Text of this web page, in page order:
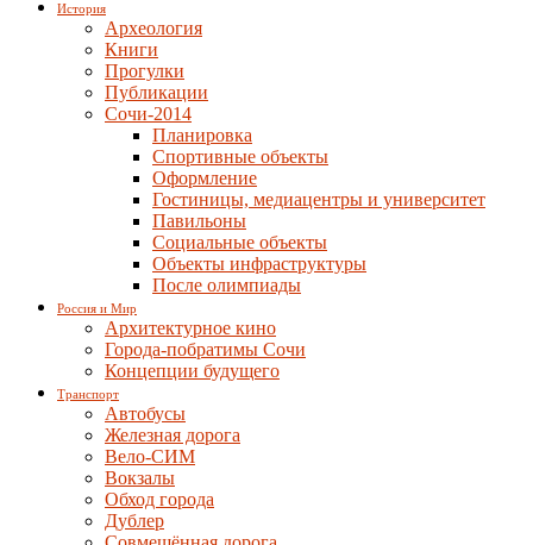
История
Археология
Книги
Прогулки
Публикации
Сочи-2014
Планировка
Спортивные объекты
Оформление
Гостиницы, медиацентры и университет
Павильоны
Социальные объекты
Объекты инфраструктуры
После олимпиады
Россия и Мир
Архитектурное кино
Города-побратимы Сочи
Концепции будущего
Транспорт
Автобусы
Железная дорога
Вело-СИМ
Вокзалы
Обход города
Дублер